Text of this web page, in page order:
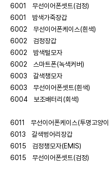
6001 무선이어폰셋트(검정)
6001 밤색가죽장갑
6002 무선이어폰케이스(흰색)
6002 검정장갑
6002 밤색털모자
6002 스마트폰(녹색커버)
6003 갈색챙모자
6003 무선이어폰셋트(흰색)
6004 보조배터리(회색)
6011 무선이어폰케이스(투명고양
6013 갈색벙어리장갑
6015 검정챙모자(EMIS)
6015 무선이어폰셋트(검정)